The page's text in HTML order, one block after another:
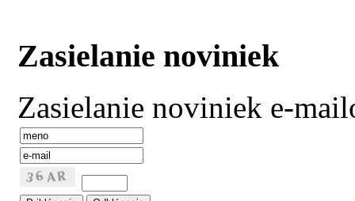
Zasielanie noviniek
Zasielanie noviniek e-